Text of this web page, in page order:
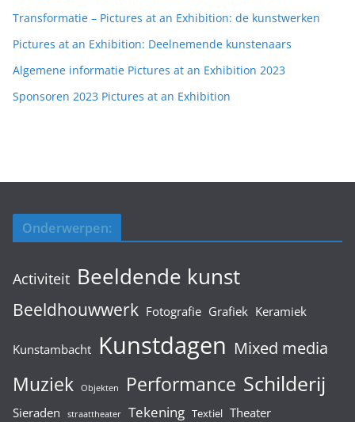
Transformatie – Pictures at an Exhibition: de kunstwerken
Pictures at an Exhibition: Deelnemende kunstenaars
Algemene informatie Pictures at an Exhibition 2023
Sponsoren 2023 Pictures at an Exhibition
Onderwerpen:
Activiteit Beeldende kunst
Beeldhouwwerk Fotografie Grafiek Keramiek
Kunstambacht Kunstdagen Mixed media
Muziek Objekten Performance Schilderij
Sieraden straattheater Tekening Textiel Theater